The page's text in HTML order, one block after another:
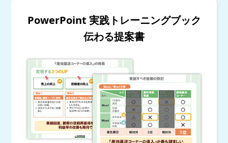
PowerPoint 実践トレーニングブック
伝わる提案書